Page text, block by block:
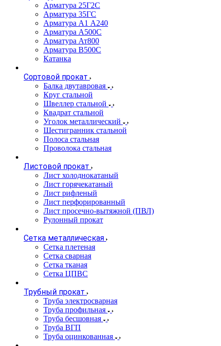
Арматура 25Г2С
Арматура 35ГС
Арматура А1 А240
Арматура А500С
Арматура Ат800
Арматура В500С
Катанка
Сортовой прокат
Балка двутавровая
Круг стальной
Швеллер стальной
Квадрат стальной
Уголок металлический
Шестигранник стальной
Полоса стальная
Проволока стальная
Листовой прокат
Лист холоднокатаный
Лист горячекатаный
Лист рифленый
Лист перфорированный
Лист просечно-вытяжной (ПВЛ)
Рулонный прокат
Сетка металлическая
Сетка плетеная
Сетка сварная
Сетка тканая
Сетка ЦПВС
Трубный прокат
Труба электросварная
Труба профильная
Труба бесшовная
Труба ВГП
Труба оцинкованная